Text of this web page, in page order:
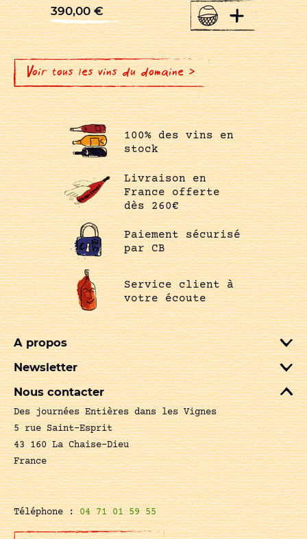
390,00€ +
Voir tous les vins du domaine >
100% des vins en
stock
Livraison en
France offerte
dès 260€
Paiement sécurisé
par CB
Service client à
votre écoute
A propos
Newsletter
Nous contacter
Des journées Entières dans les Vignes
5 rue Saint-Esprit
43 160 La Chaise-Dieu
France
Téléphone :04 71 01 59 55